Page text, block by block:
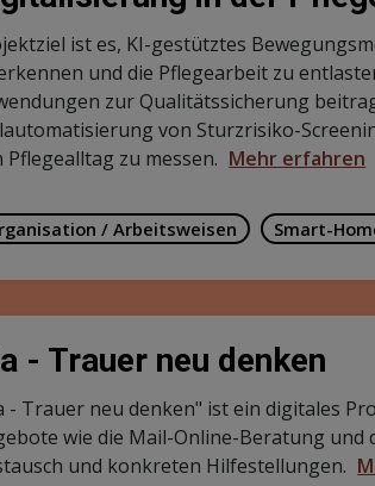
ist es, KI-gestütztes
und die Pflegearbeit zu
zur Qualitätssicherung
von Sturzrisiko-
Pflegealltag zu messen. Mehr erfahren
/ Arbeitsweisen Smart-
- Trauer neu denken
- Trauer neu denken" ist ein digitales
wie die Mail-Online-Beratung
und konkreten Hilfestellungen.